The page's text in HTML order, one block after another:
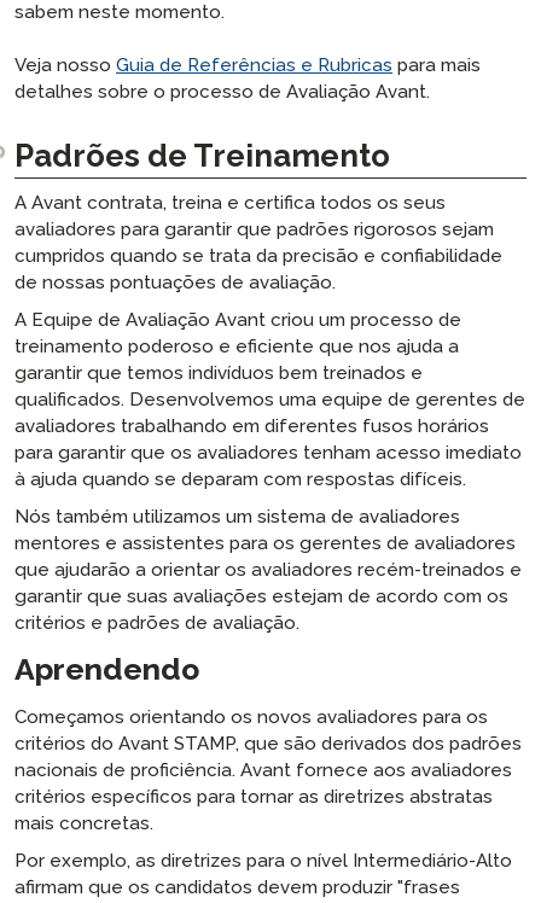
sabem neste momento.
Veja nosso Guia de Referências e Rubricas para mais
detalhes sobre o processo de Avaliação Avant.
Padrões de Treinamento
A Avant contrata, treina e certifica todos os seus
avaliadores para garantir que padrões rigorosos sejam
cumpridos quando se trata da precisão e confiabilidade
de nossas pontuações de avaliação.
A Equipe de Avaliação Avant criou um processo de
treinamento poderoso e eficiente que nos ajuda a
garantir que temos indivíduos bem treinados e
qualificados. Desenvolvemos uma equipe de gerentes de
avaliadores trabalhando em diferentes fusos horários
para garantir que os avaliadores tenham acesso imediato
à ajuda quando se deparam com respostas difíceis.
Nós também utilizamos um sistema de avaliadores
mentores e assistentes para os gerentes de avaliadores
que ajudarão a orientar os avaliadores recém-treinados e
garantir que suas avaliações estejam de acordo com os
critérios e padrões de avaliação.
Aprendendo
Começamos orientando os novos avaliadores para os
critérios do Avant STAMP, que são derivados dos padrões
nacionais de proficiência. Avant fornece aos avaliadores
critérios específicos para tornar as diretrizes abstratas
mais concretas.
Por exemplo, as diretrizes para o nível Intermediário-Alto
afirmam que os candidatos devem produzir "frases